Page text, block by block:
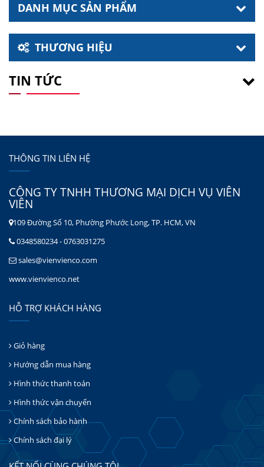
DANH MỤC SẢN PHẨM
THƯƠNG HIỆU
TIN TỨC
THÔNG TIN LIÊN HỆ
CÔNG TY TNHH THƯƠNG MẠI DỊCH VỤ VIÊN
VIÊN
109 Đường Số 10, Phường Phước Long, TP. HCM, VN
0348580234 - 0763031275
sales@vienvienco.com
www.vienvienco.net
HỖ TRỢ KHÁCH HÀNG
Giỏ hàng
Hướng dẫn mua hàng
Hình thức thanh toán
Hình thức vận chuyển
Chính sách bảo hành
Chính sách đại lý